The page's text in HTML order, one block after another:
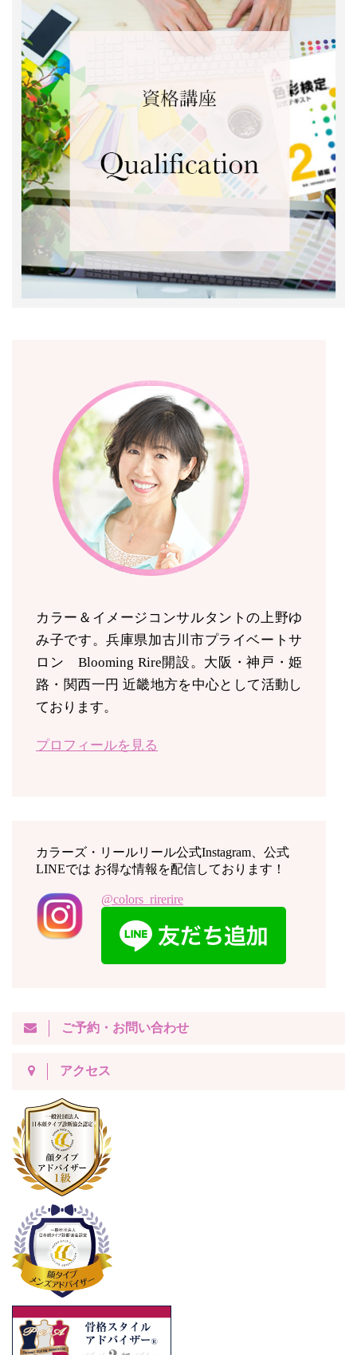
カラー＆イメージコンサルタントの上野ゆ
み子です。兵庫県加古川市プライベートサ
ロン Blooming Rire開設。 大阪・神戸・姫
路・関西一円 近畿地方を中心として活動し
ております。
プロフィールを見る
カラーズ・リールリール公式Instagram、公式
LINEでは お得な情報を配信しております！
@colors_rirerire
ご予約・お問い合わせ
アクセス